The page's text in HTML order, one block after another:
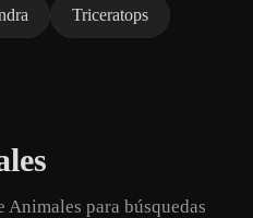
Triceratops
Animales para búsquedas